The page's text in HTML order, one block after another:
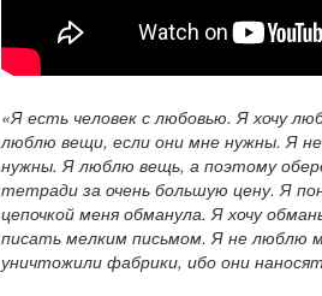
«Я есть человек с любовью. Я хочу
люблю вещи, если они мне нужны. Я
нужны. Я люблю вещь, а поэтому
тетради за очень большую цену. Я
цепочкой меня обманула. Я хочу
писать мелким письмом. Я не люблю
уничтожили фабрики, ибо они